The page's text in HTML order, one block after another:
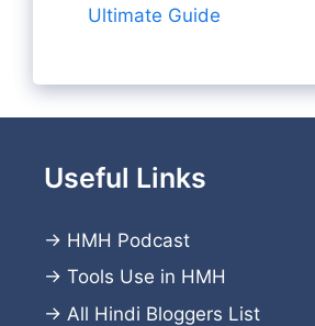
Ultimate Guide
Useful Links
→ HMH Podcast
→ Tools Use in HMH
→ All Hindi Bloggers List